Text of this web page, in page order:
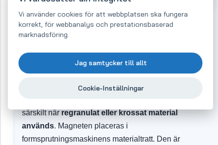
Magnet för
formsprutningsmaskinens
materialtratt –
temperaturbeständig upp till 80
°C (MDN)
särskilt när regranulat eller krossat material
används. Magneten placeras i
formsprutningsmaskinens materialtratt. Den är
Vi använder cookies för att webbplatsen ska fungera
korrekt, för webbanalys och prestationsbaserad
marknadsföring.
Jag samtycker till allt
Cookie-Inställningar